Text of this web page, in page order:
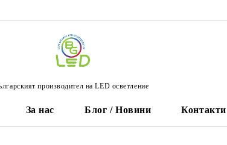
производител на LED осветление
За нас Блог / Новини Контакти